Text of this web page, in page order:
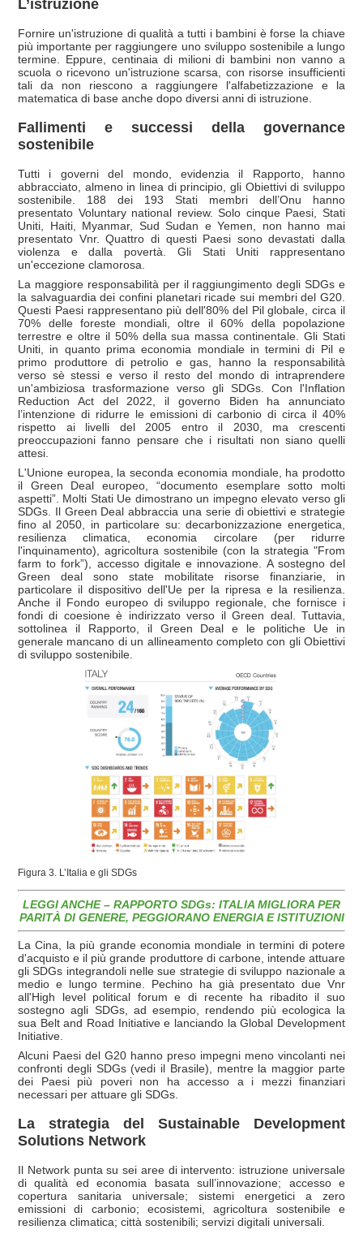
L’istruzione
Fornire un'istruzione di qualità a tutti i bambini è forse la chiave
più importante per raggiungere uno sviluppo sostenibile a lungo
termine. Eppure, centinaia di milioni di bambini non vanno a
scuola o ricevono un'istruzione scarsa, con risorse insufficienti
tali da non riescono a raggiungere l'alfabetizzazione e la
matematica di base anche dopo diversi anni di istruzione.
Fallimenti e successi della governance
sostenibile
Tutti i governi del mondo, evidenzia il Rapporto, hanno
abbracciato, almeno in linea di principio, gli Obiettivi di sviluppo
sostenibile. 188 dei 193 Stati membri dell’Onu hanno
presentato Voluntary national review. Solo cinque Paesi, Stati
Uniti, Haiti, Myanmar, Sud Sudan e Yemen, non hanno mai
presentato Vnr. Quattro di questi Paesi sono devastati dalla
violenza e dalla povertà. Gli Stati Uniti rappresentano
un'eccezione clamorosa.
La maggiore responsabilità per il raggiungimento degli SDGs e
la salvaguardia dei confini planetari ricade sui membri del G20.
Questi Paesi rappresentano più dell'80% del Pil globale, circa il
70% delle foreste mondiali, oltre il 60% della popolazione
terrestre e oltre il 50% della sua massa continentale. Gli Stati
Uniti, in quanto prima economia mondiale in termini di Pil e
primo produttore di petrolio e gas, hanno la responsabilità
verso sè stessi e verso il resto del mondo di intraprendere
un'ambiziosa trasformazione verso gli SDGs. Con l'Inflation
Reduction Act del 2022, il governo Biden ha annunciato
l’intenzione di ridurre le emissioni di carbonio di circa il 40%
rispetto ai livelli del 2005 entro il 2030, ma crescenti
preoccupazioni fanno pensare che i risultati non siano quelli
attesi.
L'Unione europea, la seconda economia mondiale, ha prodotto
il Green Deal europeo, “documento esemplare sotto molti
aspetti”. Molti Stati Ue dimostrano un impegno elevato verso gli
SDGs. Il Green Deal abbraccia una serie di obiettivi e strategie
fino al 2050, in particolare su: decarbonizzazione energetica,
resilienza climatica, economia circolare (per ridurre
l'inquinamento), agricoltura sostenibile (con la strategia "From
farm to fork”), accesso digitale e innovazione. A sostegno del
Green deal sono state mobilitate risorse finanziarie, in
particolare il dispositivo dell'Ue per la ripresa e la resilienza.
Anche il Fondo europeo di sviluppo regionale, che fornisce i
fondi di coesione è indirizzato verso il Green deal. Tuttavia,
sottolinea il Rapporto, il Green Deal e le politiche Ue in
generale mancano di un allineamento completo con gli Obiettivi
di sviluppo sostenibile.
Figura 3. L’Italia e gli SDGs
LEGGI ANCHE – RAPPORTO SDGs: ITALIA MIGLIORA PER
PARITÀ DI GENERE, PEGGIORANO ENERGIA E ISTITUZIONI
La Cina, la più grande economia mondiale in termini di potere
d'acquisto e il più grande produttore di carbone, intende attuare
gli SDGs integrandoli nelle sue strategie di sviluppo nazionale a
medio e lungo termine. Pechino ha già presentato due Vnr
all'High level political forum e di recente ha ribadito il suo
sostegno agli SDGs, ad esempio, rendendo più ecologica la
sua Belt and Road Initiative e lanciando la Global Development
Initiative.
Alcuni Paesi del G20 hanno preso impegni meno vincolanti nei
confronti degli SDGs (vedi il Brasile), mentre la maggior parte
dei Paesi più poveri non ha accesso a i mezzi finanziari
necessari per attuare gli SDGs.
La strategia del Sustainable Development
Solutions Network
Il Network punta su sei aree di intervento: istruzione universale
di qualità ed economia basata sull’innovazione; accesso e
copertura sanitaria universale; sistemi energetici a zero
emissioni di carbonio; ecosistemi, agricoltura sostenibile e
resilienza climatica; città sostenibili; servizi digitali universali.